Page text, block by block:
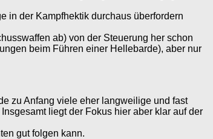
in der Kampfhektik durchaus überfordern
ab) von der Steuerung her schon
beim Führen einer Hellebarde), aber nur
zu Anfang viele eher langweilige und fast
liegt der Fokus hier aber klar auf der
gut folgen kann.